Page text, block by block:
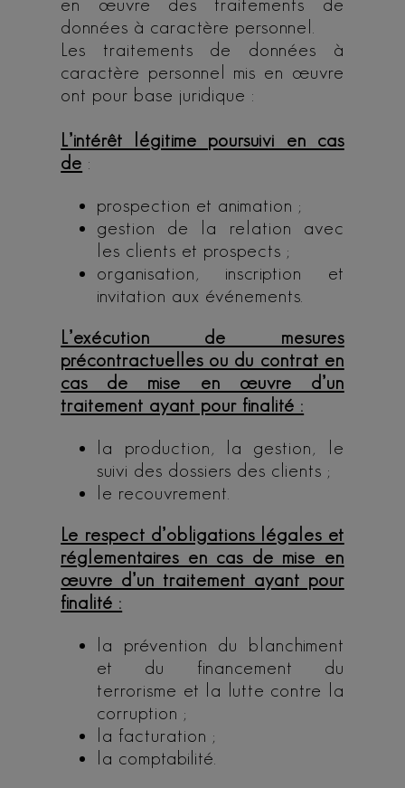
en œuvre des traitements de
données à caractère personnel.
Les traitements de données à
caractère personnel mis en œuvre
ont pour base juridique :
L’intérêt légitime poursuivi en cas
de :
prospection et animation ;
gestion de la relation avec
les clients et prospects ;
organisation, inscription et
invitation aux événements.
L’exécution de mesures
précontractuelles ou du contrat en
cas de mise en œuvre d’un
traitement ayant pour finalité :
la production, la gestion, le
suivi des dossiers des clients ;
le recouvrement.
Le respect d’obligations légales et
réglementaires en cas de mise en
œuvre d’un traitement ayant pour
finalité :
la prévention du blanchiment
et du financement du
terrorisme et la lutte contre la
corruption ;
la facturation ;
la comptabilité.